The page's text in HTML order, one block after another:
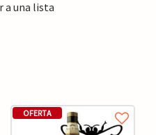
a una lista
OFERTA